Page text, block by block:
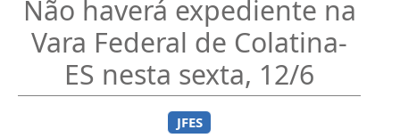
Não haverá expediente na
Vara Federal de Colatina-
ES nesta sexta, 12/6
JFES